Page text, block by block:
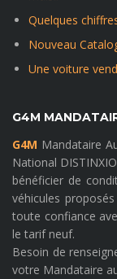
Quelques
Nouveau
Une voiture
G4M
G4M Mandataire
National
bénéficier de
véhicules
toute confiance
le tarif neuf.
Besoin de
votre Mandataire